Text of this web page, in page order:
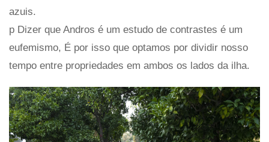
azuis.
p Dizer que Andros é um estudo de contrastes é um
eufemismo, É por isso que optamos por dividir nosso
tempo entre propriedades em ambos os lados da ilha.